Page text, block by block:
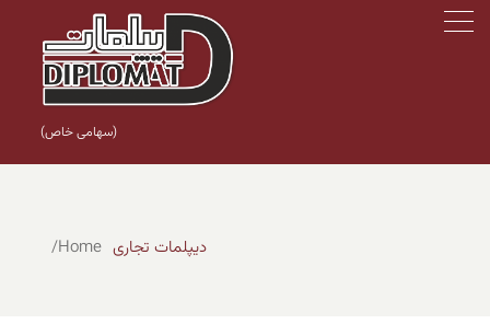
(سهامی خاص)
Home دیپلمات تجاری